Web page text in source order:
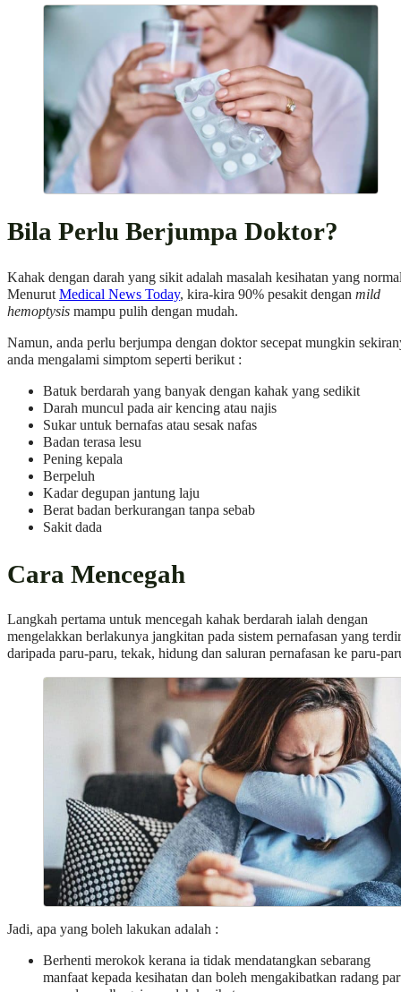
Bila Perlu Berjumpa Doktor?
Kahak dengan darah yang sikit adalah masalah kesihatan yang
MenurutMedical News Today, kira-kira 90% pesakit dengan mild
hemoptysis mampu pulih dengan mudah.
Namun, anda perlu berjumpa dengan doktor secepat mungkin
anda mengalami simptom seperti berikut :
Batuk berdarah yang banyak dengan kahak yang sedikit
Darah muncul pada air kencing atau najis
Sukar untuk bernafas atau sesak nafas
Badan terasa lesu
Pening kepala
Berpeluh
Kadar degupan jantung laju
Berat badan berkurangan tanpa sebab
Sakit dada
Cara Mencegah
Langkah pertama untuk mencegah kahak berdarah ialah dengan
mengelakkan berlakunya jangkitan pada sistem pernafasan yang
daripada paru-paru, tekak, hidung dan saluran pernafasan ke paru-
Jadi, apa yang boleh lakukan adalah :
Berhenti merokok kerana ia tidak mendatangkan sebarang
manfaat kepada kesihatan dan boleh mengakibatkan radang